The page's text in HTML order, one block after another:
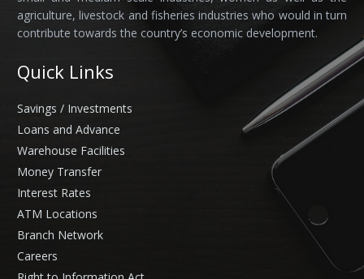
agriculture, livestock and fisheries industries who would in turn
contribute towards the country’s economic development.
Quick Links
Savings / Investments
Loans and Advance
Warehouse Facilities
Money Transfer
Interest Rates
ATM Locations
Branch Network
Careers